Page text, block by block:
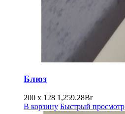
Блюз
200 х 128 1,259.28Br
В корзину Быстрый просмотр